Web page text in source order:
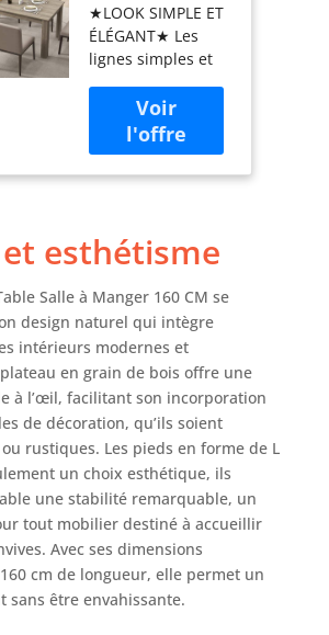
CM, Table a
Manger 6-8
Personnes
avec Plateau
Grain Bois,
Pieds Stable en
Forme L, Table
Cuisine
Facile, Charge
150KG
(Naturel)
★LOOK SIMPLE ET
ÉLÉGANT★ Les
lignes simples et
cuisine ajoutent de
l'élégance à
n'importe quelle
pièce. Le style
finition noire
s'adapte
parfaitement à une
grande variété de
décors. ★TABLE À
MANGER
PRATIQUE★ Le
plateau de 160 x
80 cm offre un
grand espace pour
6 à 8 personnes,
permettant de
profiter des repas
en famille ou entre
amis. Vous pouvez
encore y mettre les
couverts,
esthétisme
Salle à Manger 160 CM se
design naturel qui intègre
intérieurs modernes et
en grain de bois offre une
à l’œil, facilitant son incorporation
de décoration, qu’ils soient
rustiques. Les pieds en forme de L
un choix esthétique, ils
une stabilité remarquable, un
tout mobilier destiné à accueillir
Avec ses dimensions
cm de longueur, elle permet un
sans être envahissante.